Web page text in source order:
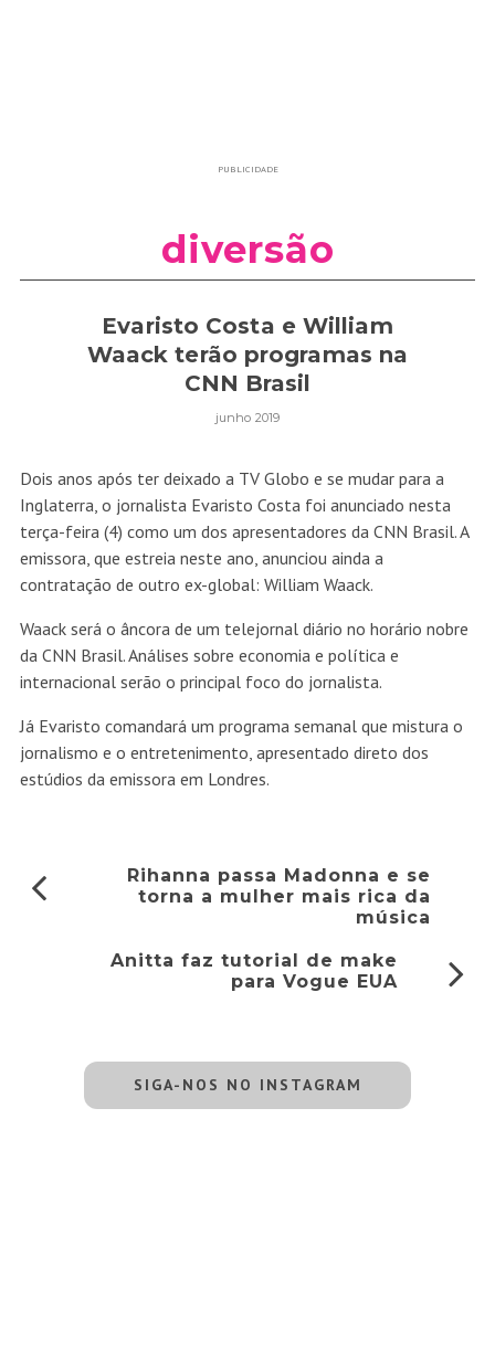
PUBLICIDADE
diversão
Evaristo Costa e William
Waack terão programas na
CNN Brasil
junho 2019
Dois anos após ter deixado a TV Globo e se mudar para a
Inglaterra, o jornalista Evaristo Costa foi anunciado nesta
terça-feira (4) como um dos apresentadores da CNN Brasil. A
emissora, que estreia neste ano, anunciou ainda a
contratação de outro ex-global: William Waack.
Waack será o âncora de um telejornal diário no horário nobre
da CNN Brasil. Análises sobre economia e política e
internacional serão o principal foco do jornalista.
Já Evaristo comandará um programa semanal que mistura o
jornalismo e o entretenimento, apresentado direto dos
estúdios da emissora em Londres.
Rihanna passa Madonna e se
torna a mulher mais rica da
música
Anitta faz tutorial de make
para Vogue EUA
SIGA-NOS NO INSTAGRAM